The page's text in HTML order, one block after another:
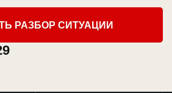
РАЗБОР СИТУАЦИИ